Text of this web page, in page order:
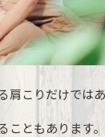
肩こりだけではあ
こともあります。